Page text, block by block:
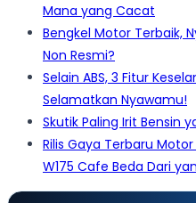
Mana yang Cacat
Bengkel Motor Terbaik,
Non Resmi?
Selain ABS, 3 Fitur
Selamatkan Nyawamu!
Skutik Paling Irit Bensin
Rilis Gaya Terbaru
W175 Cafe Beda Dari